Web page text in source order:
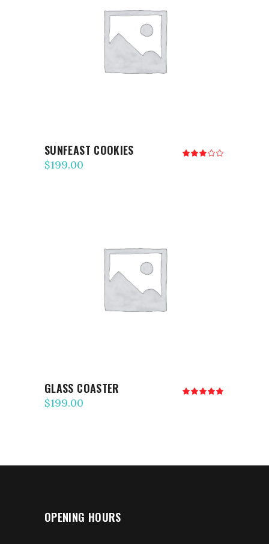
AJOUTER AU PANIER
SUNFEAST COOKIES
$199.00
AJOUTER AU PANIER
GLASS COASTER
$199.00
OPENING HOURS